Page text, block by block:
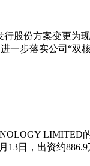
股份方案变更为
步落实公司“双
13日，出资约